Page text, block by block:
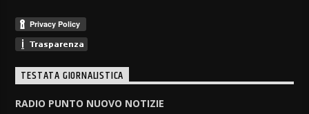
TESTATA GIORNALISTICA
RADIO PUNTO NUOVO NOTIZIE